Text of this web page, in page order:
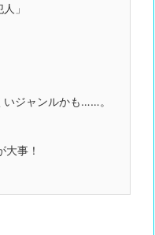
」
ジャンルかも……。
事！